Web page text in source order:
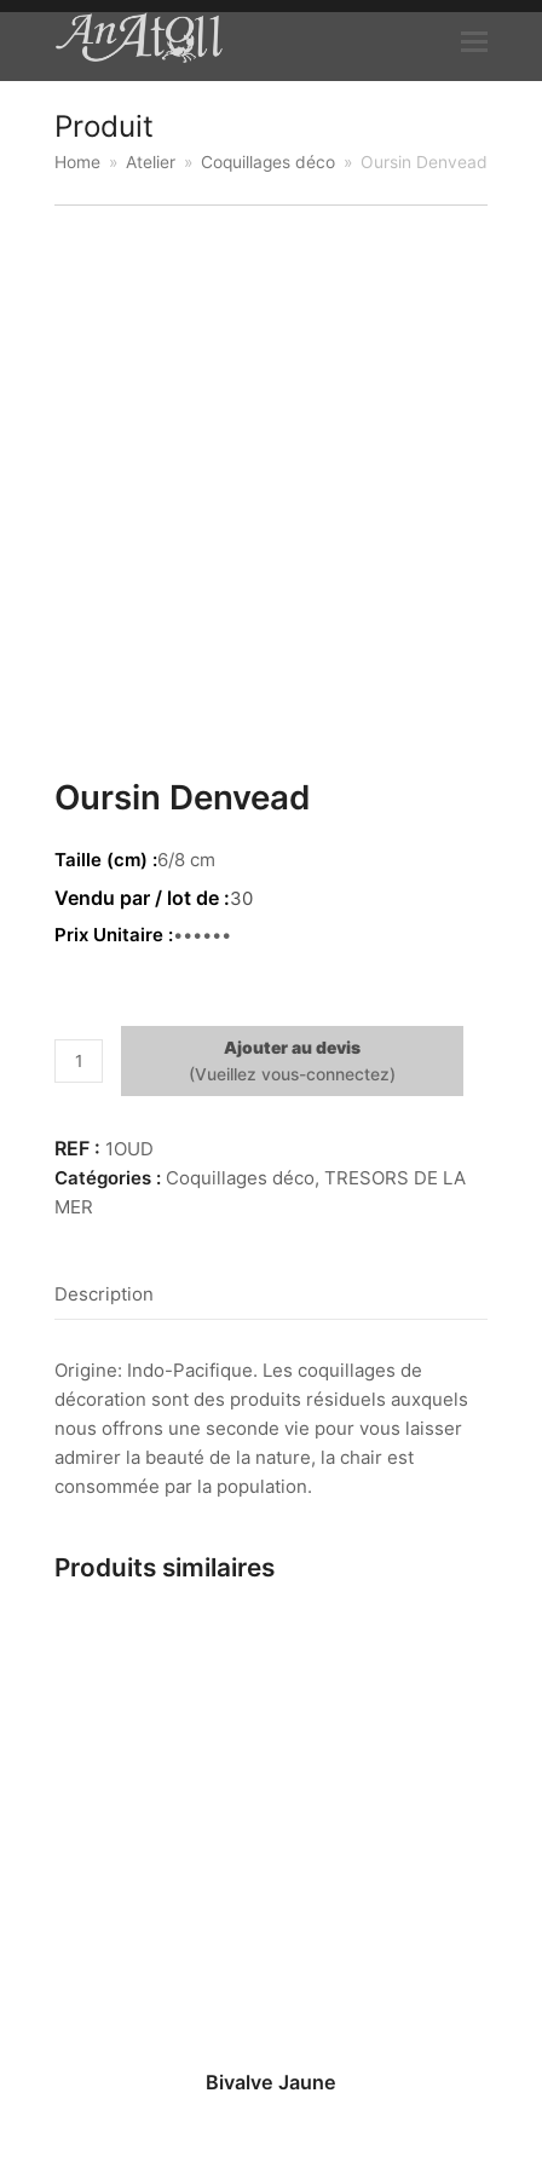
Produit
Home » Atelier » Coquillages déco » Oursin Denvead
Oursin Denvead
Taille (cm) 6/8 cm
30
Prix Unitaire 1.62 €
quantité
de
Denvead
Ajouter au devis
1OUD
Catégories : Coquillages déco, TRESORS DE LA
MER
Description
Origine: Indo-Pacifique. Les coquillages de
décoration sont des produits résiduels auxquels
nous offrons une seconde vie pour vous laisser
admirer la beauté de la nature, la chair est
consommée par la population.
Produits similaires
Bivalve Jaune